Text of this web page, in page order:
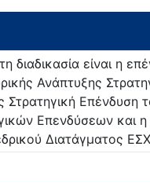
διαδικασία είναι η
Ανάπτυξης
Στρατηγική Επένδυση
Επενδύσεων και
Διατάγματος